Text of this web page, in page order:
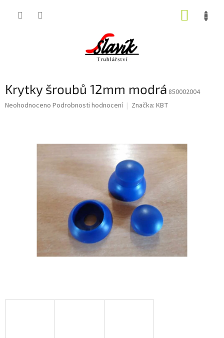
Krytky šroubů 12mm modrá 850002004
Průměrné
Neohodnoceno Podrobnosti hodnocení Značka: KBT